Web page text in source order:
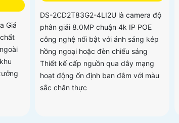
Giá
DS-2CD2T83G2-4LI2U là camera độ
phân giải 8.0MP chuận 4k IP POE
công nghệ nổi bật với ánh sáng kép
hồng ngoại hoặc đèn chiếu sáng
Thiết kế cấp nguồn qua dây mạng
hoạt động ổn định ban đêm với màu
sắc chân thực